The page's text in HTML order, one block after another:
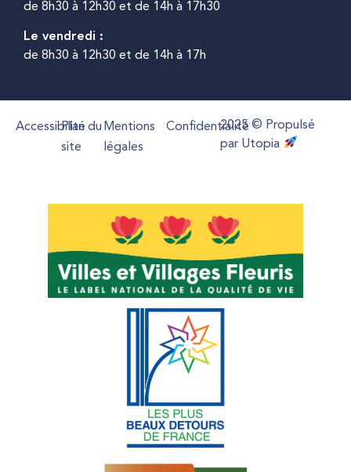
de 8h30 à 12h30 et de 14h à 17h30
Le vendredi :
de 8h30 à 12h30 et de 14h à 17h
Accessibilité
Plan du
site
Mentions
légales
Confidentialité2025 © Propulsé
par Utopia